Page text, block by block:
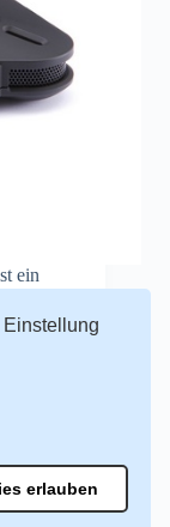
ein
erlauben